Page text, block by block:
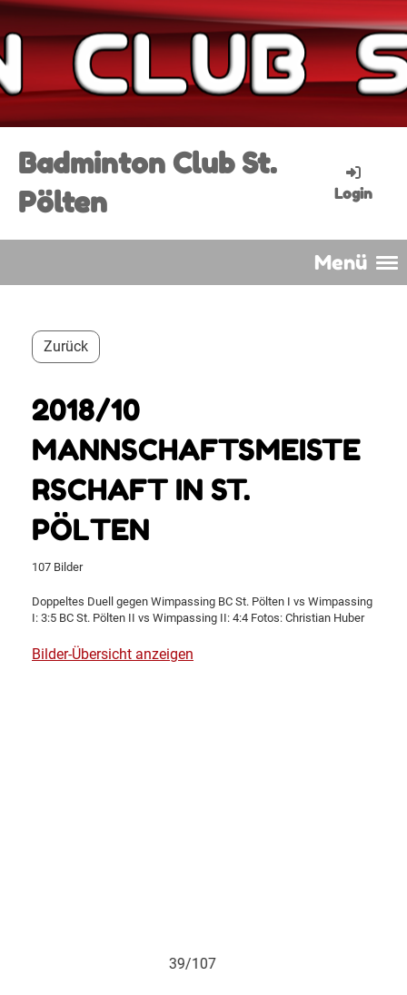
Badminton Club St.
Pölten
Login
Menü
Zurück
2018/10
MANNSCHAFTSMEISTE
RSCHAFT IN ST.
PÖLTEN
107 Bilder
Doppeltes Duell gegen Wimpassing BC St. Pölten I vs Wimpassing
I: 3:5 BC St. Pölten II vs Wimpassing II: 4:4 Fotos: Christian Huber
Bilder-Übersicht anzeigen